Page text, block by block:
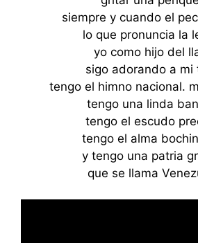
siempre y cuando el
lo que pronuncia la
yo como hijo del
sigo adorando a mi
tengo el himno nacional.
tengo una linda
tengo el escudo
tengo el alma
y tengo una patria
que se llama